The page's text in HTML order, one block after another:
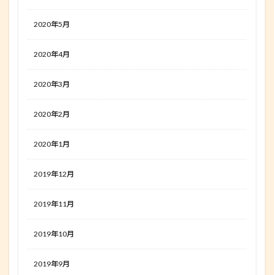
2020年5月
2020年4月
2020年3月
2020年2月
2020年1月
2019年12月
2019年11月
2019年10月
2019年9月